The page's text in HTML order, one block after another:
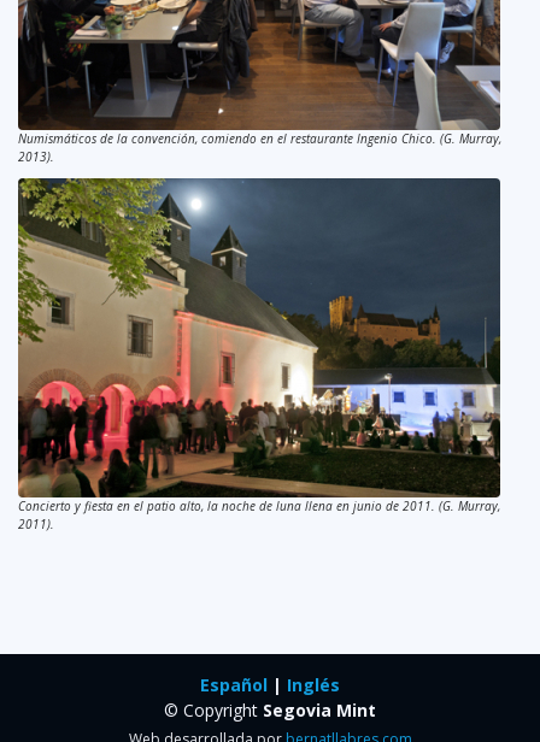
Numismáticos de la convención, comiendo en el restaurante Ingenio Chico. (G. Murray,
2013).
Concierto y fiesta en el patio alto, la noche de luna llena en junio de 2011. (G. Murray,
2011).
Español | Inglés
© Copyright Segovia Mint